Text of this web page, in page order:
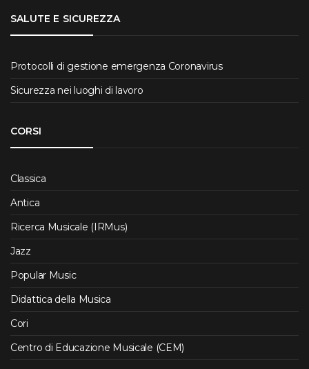
SALUTE E SICUREZZA
Protocolli di gestione emergenza Coronavirus
Sicurezza nei luoghi di lavoro
CORSI
Classica
Antica
Ricerca Musicale (IRMus)
Jazz
Popular Music
Didattica della Musica
Cori
Centro di Educazione Musicale (CEM)